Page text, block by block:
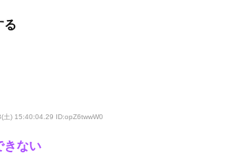
る
土) 15:40:04.29 ID:opZ6twwW0
きない